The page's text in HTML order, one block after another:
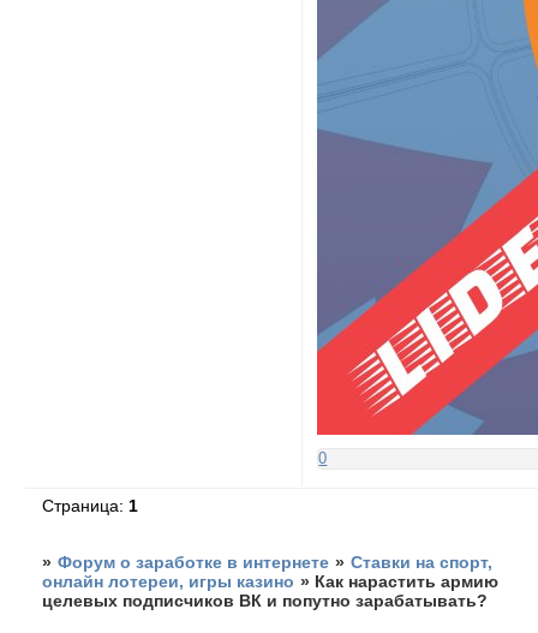
0
Страница: 1
» Форум о заработке в интернете » Ставки на спорт,
онлайн лотереи, игры казино » Как нарастить армию
целевых подписчиков ВК и попутно зарабатывать?